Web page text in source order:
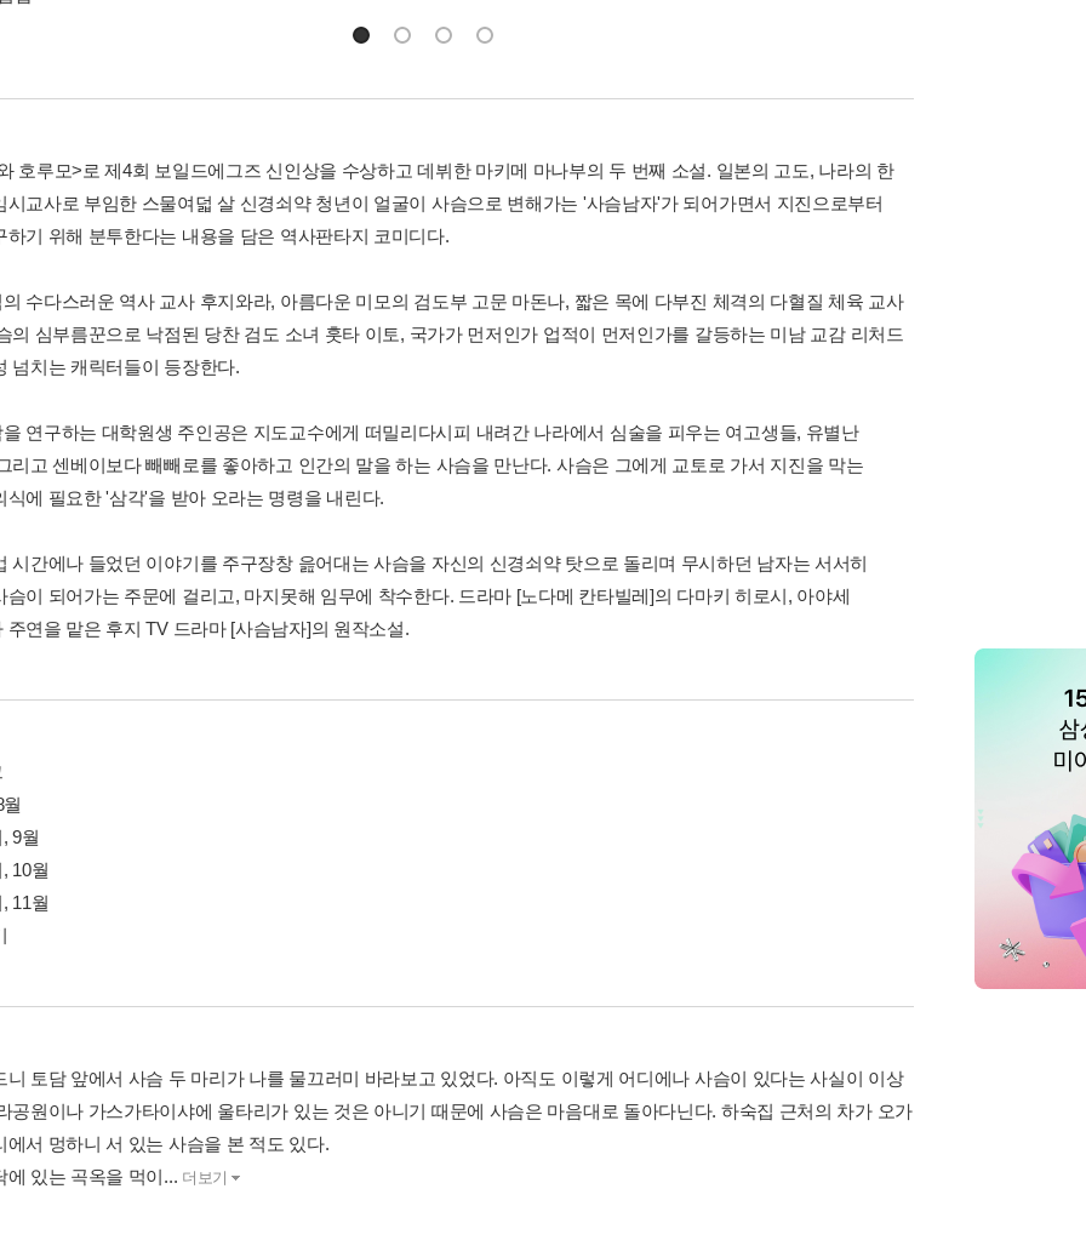
호루모>로 제4회 보일드에그즈 신인상을 수상하고 데뷔한 마키메 마나부의 두 번째 소설. 일본의 고도, 나라의 한
시교사로 부임한 스물여덟 살 신경쇠약 청년이 얼굴이 사슴으로 변해가는 '사슴남자'가 되어가면서 지진으로부터
하기 위해 분투한다는 내용을 담은 역사판타지 코미디다.
수다스러운 역사 교사 후지와라, 아름다운 미모의 검도부 고문 마돈나, 짧은 목에 다부진 체격의 다혈질 체육 교사
의 심부름꾼으로 낙점된 당찬 검도 소녀 훗타 이토, 국가가 먼저인가 업적이 먼저인가를 갈등하는 미남 교감 리처드
넘치는 캐릭터들이 등장한다.
연구하는 대학원생 주인공은 지도교수에게 떠밀리다시피 내려간 나라에서 심술을 피우는 여고생들, 유별난
리고 센베이보다 빼빼로를 좋아하고 인간의 말을 하는 사슴을 만난다. 사슴은 그에게 교토로 가서 지진을 막는
식에 필요한 '삼각'을 받아 오라는 명령을 내린다.
시간에나 들었던 이야기를 주구장창 읊어대는 사슴을 자신의 신경쇠약 탓으로 돌리며 무시하던 남자는 서서히
슴이 되어가는 주문에 걸리고, 마지못해 임무에 착수한다. 드라마 [노다메 칸타빌레]의 다마키 히로시, 아야세
주연을 맡은 후지 TV 드라마 [사슴남자]의 원작소설.
9월
10월
11월
니 토담 앞에서 사슴 두 마리가 나를 물끄러미 바라보고 있었다. 아직도 이렇게 어디에나 사슴이 있다는 사실이 이상
공원이나 가스가타이샤에 울타리가 있는 것은 아니기 때문에 사슴은 마음대로 돌아다닌다. 하숙집 근처의 차가 오가
에서 멍하니 서 있는 사슴을 본 적도 있다.
에 있는 곡옥을 먹이... 더보기